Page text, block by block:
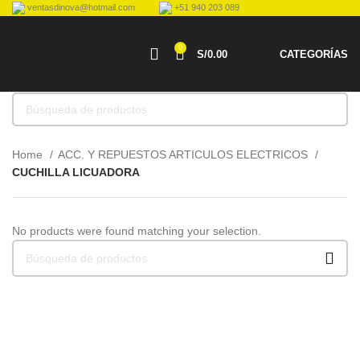
ventasdinova@hotmail.com +51 940 203 089
0
S/0.00 CATEGORÍAS
Home
ACC. Y REPUESTOS ARTICULOS ELECTRICOS
CUCHILLA LICUADORA
No products were found matching your selection.